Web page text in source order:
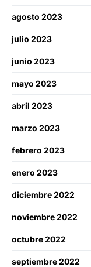
agosto 2023
julio 2023
junio 2023
mayo 2023
abril 2023
marzo 2023
febrero 2023
enero 2023
diciembre 2022
noviembre 2022
octubre 2022
septiembre 2022